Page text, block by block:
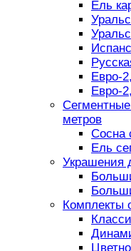
Ель
Евро-
Евро-
метров
Сосна
Ель
Украшения
Комплекты